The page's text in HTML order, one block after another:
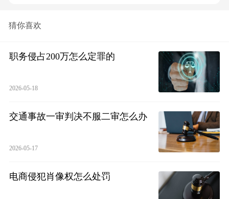
猜你喜欢
职务侵占200万怎么定罪的
2026-05-18
交通事故一审判决不服二审怎么办
2026-05-17
电商侵犯肖像权怎么处罚